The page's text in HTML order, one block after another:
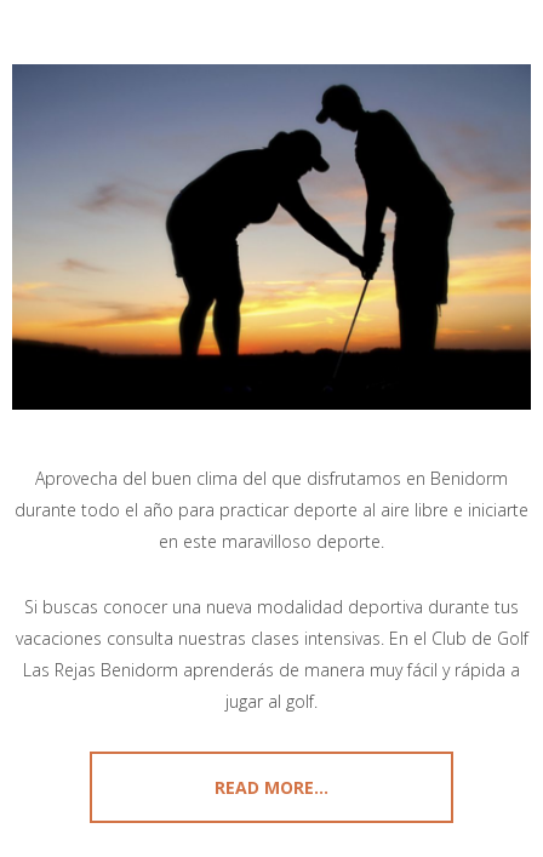
Aprovecha del buen clima del que disfrutamos en Benidorm
durante todo el año para practicar deporte al aire libre e iniciarte
en este maravilloso deporte.
Si buscas conocer una nueva modalidad deportiva durante tus
vacaciones consulta nuestras clases intensivas. En el Club de Golf
Las Rejas Benidorm aprenderás de manera muy fácil y rápida a
jugar al golf.
READ MORE...